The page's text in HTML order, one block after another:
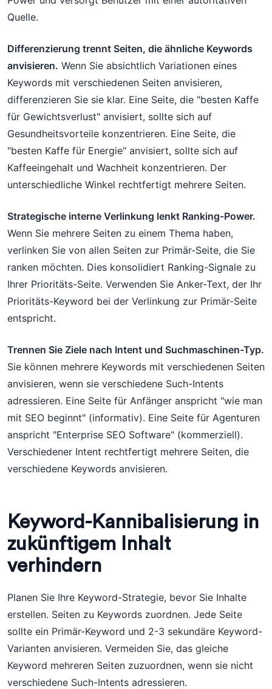
Quelle.
Differenzierung trennt Seiten, die ähnliche Keywords
anvisieren. Wenn Sie absichtlich Variationen eines
Keywords mit verschiedenen Seiten anvisieren,
differenzieren Sie sie klar. Eine Seite, die "besten Kaffe
für Gewichtsverlust" anvisiert, sollte sich auf
Gesundheitsvorteile konzentrieren. Eine Seite, die
"besten Kaffe für Energie" anvisiert, sollte sich auf
Kaffeeingehalt und Wachheit konzentrieren. Der
unterschiedliche Winkel rechtfertigt mehrere Seiten.
Strategische interne Verlinkung lenkt Ranking-Power.
Wenn Sie mehrere Seiten zu einem Thema haben,
verlinken Sie von allen Seiten zur Primär-Seite, die Sie
ranken möchten. Dies konsolidiert Ranking-Signale zu
Ihrer Prioritäts-Seite. Verwenden Sie Anker-Text, der Ihr
Prioritäts-Keyword bei der Verlinkung zur Primär-Seite
entspricht.
Trennen Sie Ziele nach Intent und Suchmaschinen-Typ.
Sie können mehrere Keywords mit verschiedenen Seiten
anvisieren, wenn sie verschiedene Such-Intents
adressieren. Eine Seite für Anfänger anspricht "wie man
mit SEO beginnt" (informativ). Eine Seite für Agenturen
anspricht "Enterprise SEO Software" (kommerziell).
Verschiedener Intent rechtfertigt mehrere Seiten, die
verschiedene Keywords anvisieren.
Keyword-Kannibalisierung in
zukünftigem Inhalt
verhindern
Planen Sie Ihre Keyword-Strategie, bevor Sie Inhalte
erstellen. Seiten zu Keywords zuordnen. Jede Seite
sollte ein Primär-Keyword und 2-3 sekundäre Keyword-
Varianten anvisieren. Vermeiden Sie, das gleiche
Keyword mehreren Seiten zuzuordnen, wenn sie nicht
verschiedene Such-Intents adressieren.